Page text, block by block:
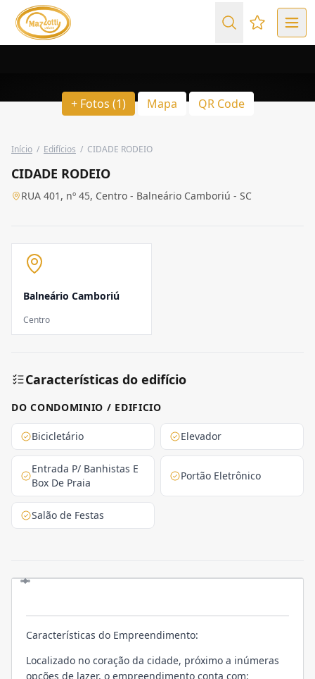
Favoritos
+ Fotos (1) Mapa QR Code
Início / Edifícios / CIDADE RODEIO
CIDADE RODEIO
RUA 401, nº 45, Centro - Balneário Camboriú - SC
Balneário Camboriú
Centro
Características do edifício
DO CONDOMINIO / EDIFICIO
Bicicletário Elevador
Entrada P/ Banhistas E
Box De Praia
Portão Eletrônico
Salão de Festas
Características do Empreendimento:
Localizado no coração da cidade, próximo a inúmeras
opções de lazer, o empreendimento conta com: